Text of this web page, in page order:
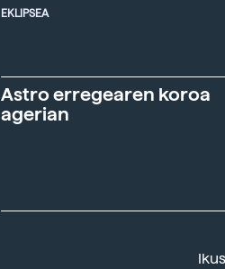
EKLIPSEA
Astro erregearen koroa
agerian